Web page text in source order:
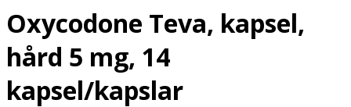
Oxycodone Teva, kapsel,
hård 5 mg, 14
kapsel/kapslar